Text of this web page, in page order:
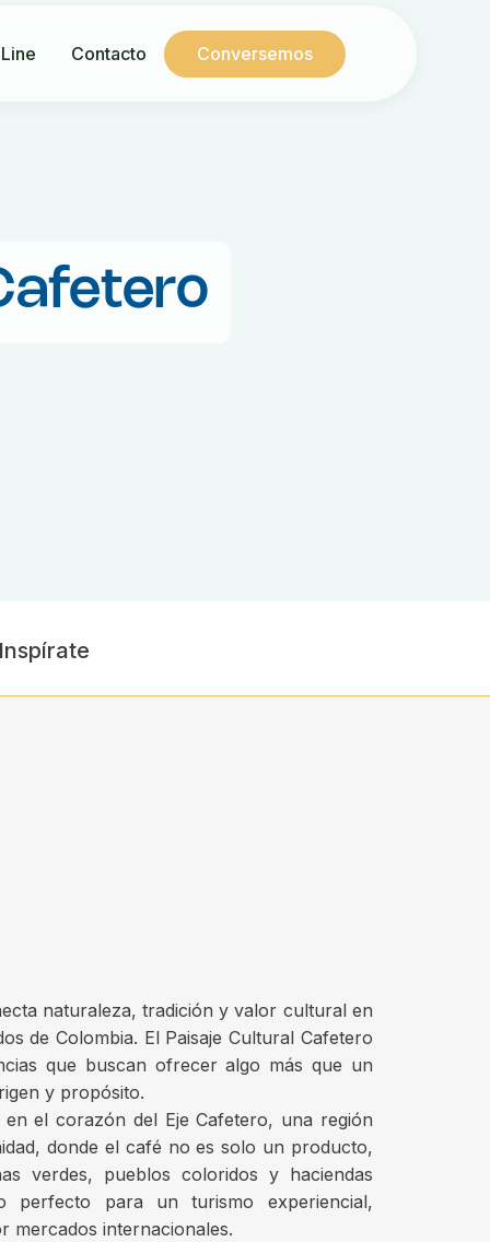
Contacto Conversemos
naturaleza, tradición y valor cultural en
de Colombia. El Paisaje Cultural Cafetero
que buscan ofrecer algo más que un
y propósito.
el corazón del Eje Cafetero, una región
donde el café no es solo un producto,
verdes, pueblos coloridos y haciendas
perfecto para un turismo experiencial,
mercados internacionales.